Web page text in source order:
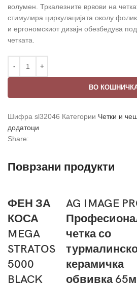
волумен. Тркалезните врвови на
стимулира циркулацијата околу
и ергономскиот дизајн обезбедува
четката.
ВО
Шифра sl32046 Категории Четки и
додатоци
Share:
Поврзани продукти
ФЕН ЗА
КОСА
MEGA
STRATOS
5000
BLACK
AG IMAGE
четка со
керамичка
обвивка